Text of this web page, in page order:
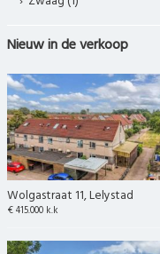
Nieuw in de verkoop
Wolgastraat 11, Lelystad
€ 415.000 k.k